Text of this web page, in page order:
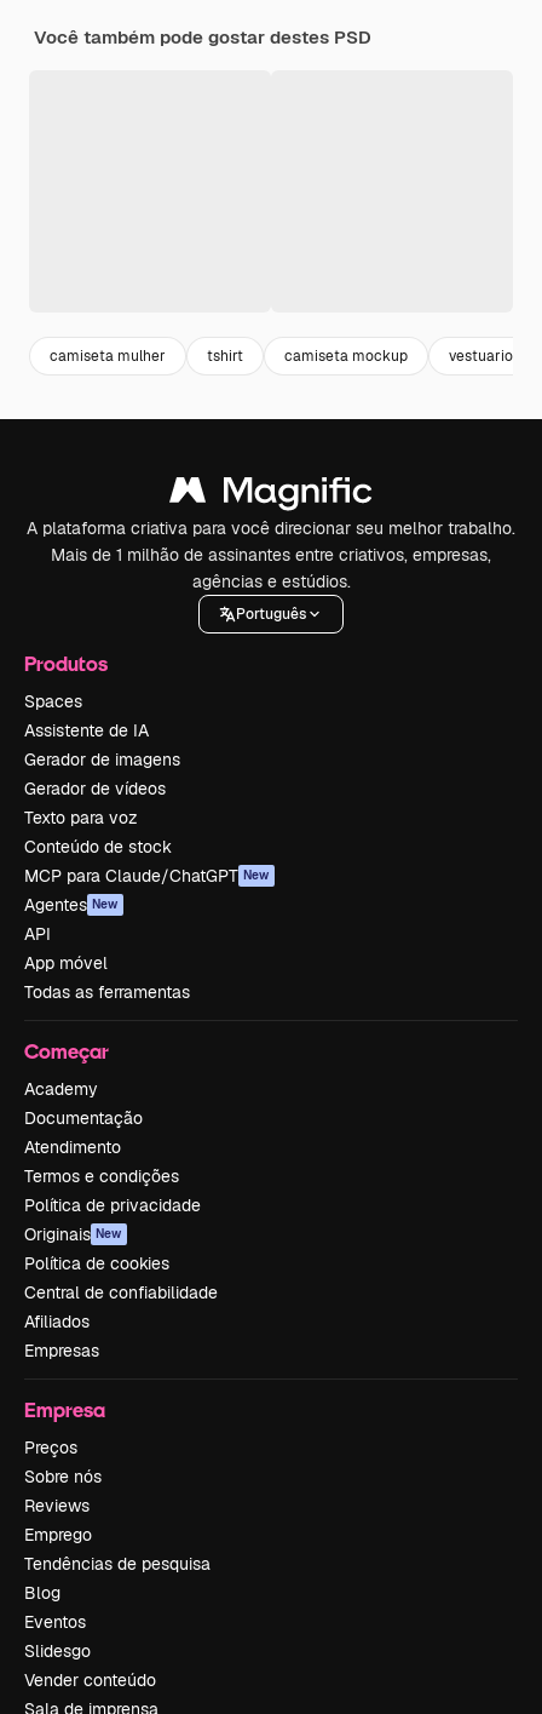
Você também pode gostar destes PSD
camiseta mulher tshirt camiseta mockup vestuario
A plataforma criativa para você direcionar seu melhor trabalho.
Mais de 1 milhão de assinantes entre criativos, empresas,
agências e estúdios.
Português
Produtos
Spaces
Assistente de IA
Gerador de imagens
Gerador de vídeos
Texto para voz
Conteúdo de stock
MCP para Claude/ChatGPT New
Agentes New
API
App móvel
Todas as ferramentas
Começar
Academy
Documentação
Atendimento
Termos e condições
Política de privacidade
Originais New
Política de cookies
Central de confiabilidade
Afiliados
Empresas
Empresa
Preços
Sobre nós
Reviews
Emprego
Tendências de pesquisa
Blog
Eventos
Slidesgo
Vender conteúdo
Sala de imprensa